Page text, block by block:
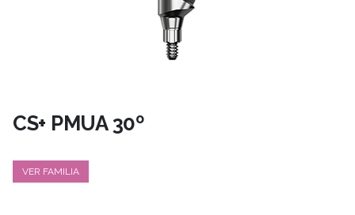
CS+ PMUA 30º
VER FAMILIA